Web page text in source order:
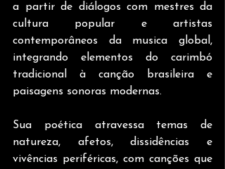
a partir de diálogos com mestres da
cultura popular e artistas
contemporâneos da musica global,
integrando elementos do carimbó
tradicional à canção brasileira e
paisagens sonoras modernas.
Sua poética atravessa temas de
natureza, afetos, dissidências e
vivências periféricas, com canções que